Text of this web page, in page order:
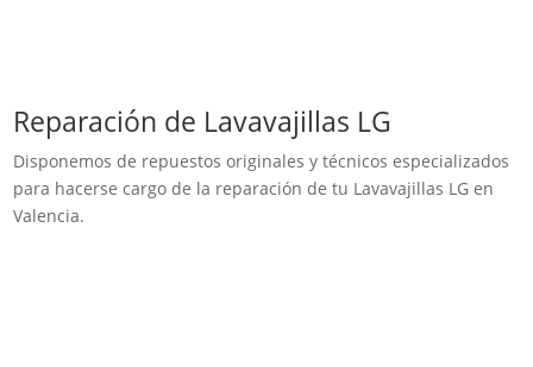
Reparación de Lavavajillas LG
Disponemos de repuestos originales y técnicos especializados
para hacerse cargo de la reparación de tu Lavavajillas LG en
Valencia.